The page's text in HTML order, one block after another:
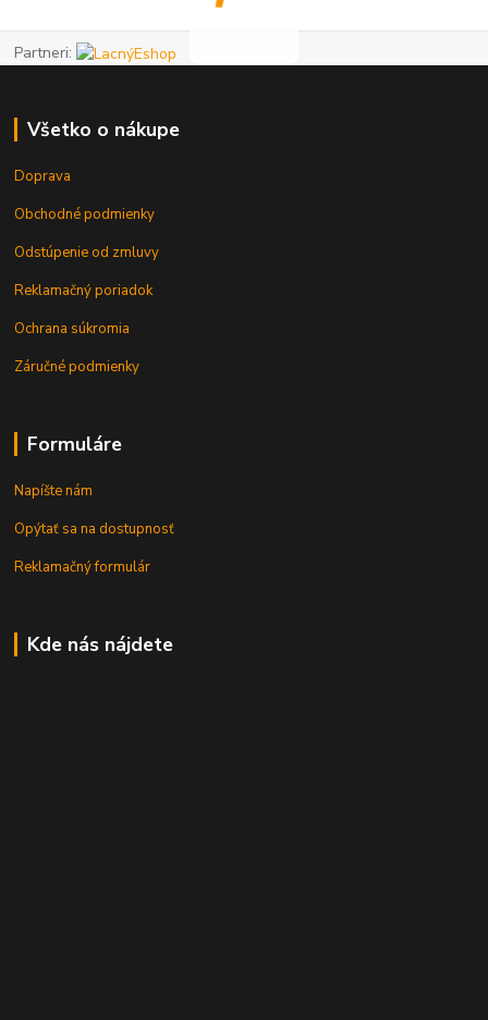
Partneri:
Všetko o nákupe
Doprava
Obchodné podmienky
Odstúpenie od zmluvy
Reklamačný poriadok
Ochrana súkromia
Záručné podmienky
Formuláre
Napíšte nám
Opýtať sa na dostupnosť
Reklamačný formulár
Kde nás nájdete